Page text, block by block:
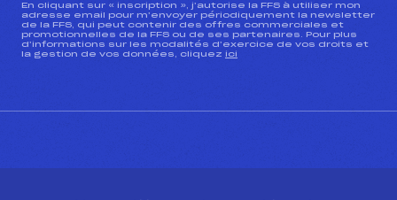
En cliquant sur « inscription », j’autorise la FFS à utiliser mon
adresse email pour m’envoyer périodiquement la newsletter
de la FFS, qui peut contenir des offres commerciales et
promotionnelles de la FFS ou de ses partenaires. Pour plus
d’informations sur les modalités d’exercice de vos droits et
la gestion de vos données, cliquez ici